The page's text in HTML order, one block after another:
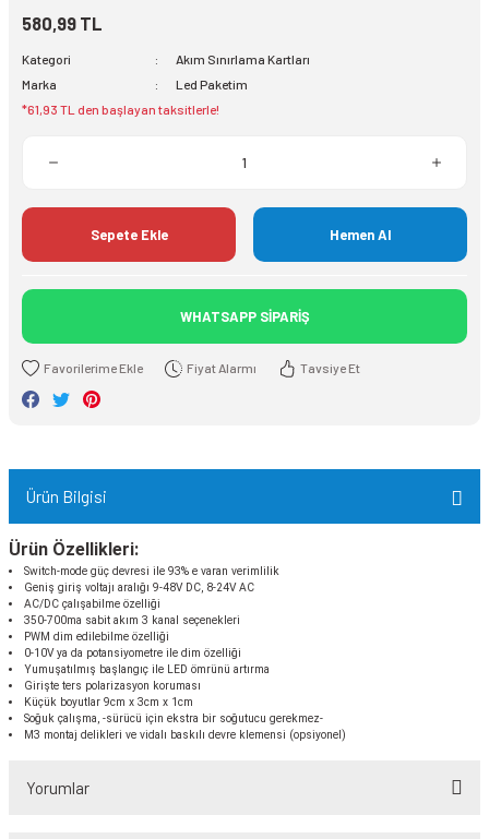
580,99 TL
Kategori
Akım Sınırlama Kartları
Marka
Led Paketim
*61,93 TL den başlayan taksitlerle!
Sepete Ekle Hemen Al
WHATSAPP SİPARİŞ
Fiyat Alarmı Tavsiye Et
Ürün Bilgisi
Ürün Özellikleri:
Switch-mode güç devresi ile 93% e varan verimlilik
Geniş giriş voltajı aralığı 9-48V DC, 8-24V AC
AC/DC çalışabilme özelliği
350-700ma sabit akım 3 kanal seçenekleri
PWM dim edilebilme özelliği
0-10V ya da potansiyometre ile dim özelliği
Yumuşatılmış başlangıç ile LED ömrünü artırma
Girişte ters polarizasyon koruması
Küçük boyutlar 9cm x 3cm x 1cm
Soğuk çalışma, -sürücü için ekstra bir soğutucu gerekmez-
M3 montaj delikleri ve vidalı baskılı devre klemensi (opsiyonel)
Yorumlar